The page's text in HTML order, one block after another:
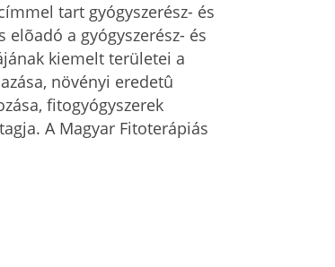
tart gyógyszerész- és
a gyógyszerész- és
kiemelt területei a
növényi eredetû
fitogyógyszerek
A Magyar Fitoterápiás